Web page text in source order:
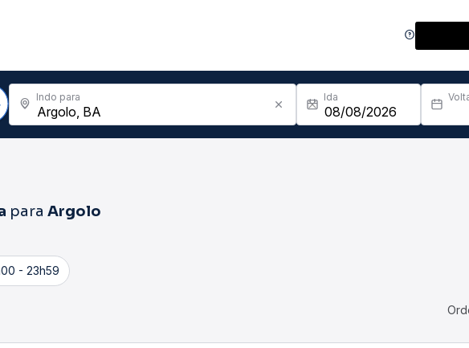
Indo para Ida
para Argolo
- 23h59